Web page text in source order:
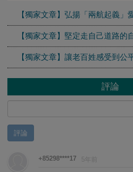
【獨家文章】弘揚「兩航起義」
【獨家文章】堅定走自己道路的
【獨家文章】讓老百姓感受到公
評論
評論
+85298****17 5年前